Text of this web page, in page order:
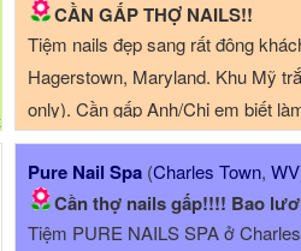
CẦN GẤP THỢ NAILS!!
Tiệm nails đẹp sang rất đông
Hagerstown, Maryland. Khu Mỹ
only). Cần gấp Anh/Chị em biết
tay nuoc ( ...
Pure Nail Spa (Charles Town, WV
Cần thợ nails gấp!!!! Bao
Tiệm PURE NAILS SPA ở